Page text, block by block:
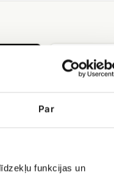
Par
funkcijas un
белых